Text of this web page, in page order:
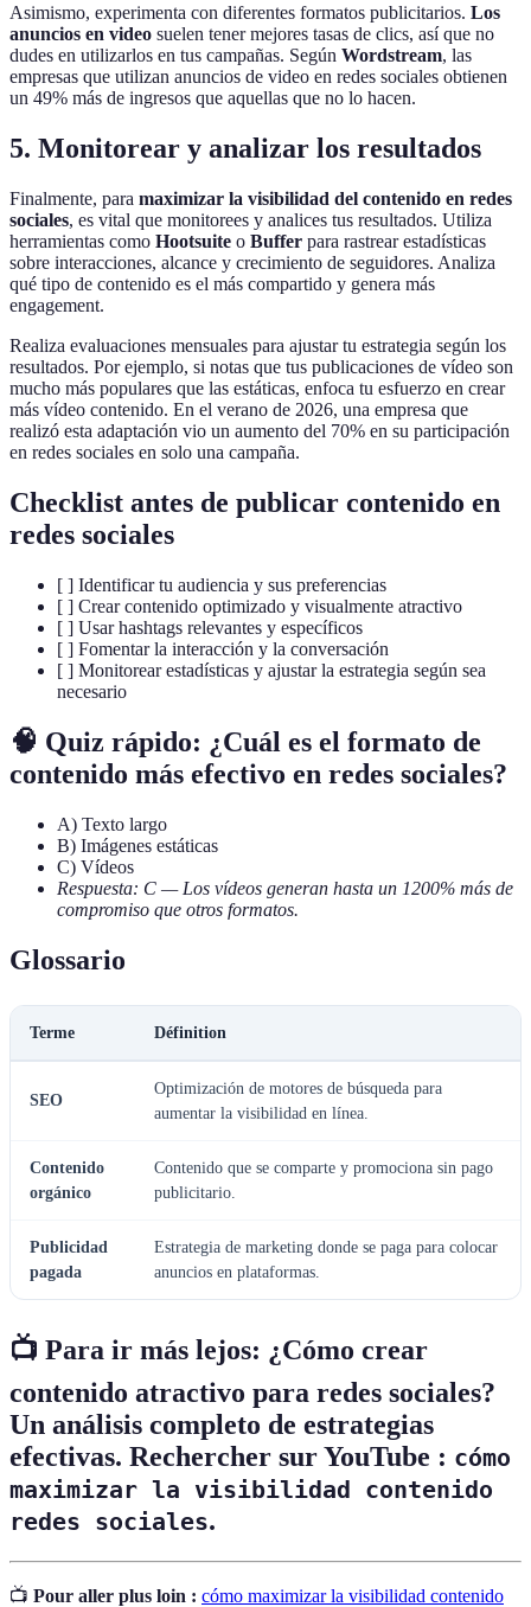
Asimismo, experimenta con diferentes formatos publicitarios. Los
anuncios en video suelen tener mejores tasas de clics, así que no
dudes en utilizarlos en tus campañas. Según Wordstream, las
empresas que utilizan anuncios de video en redes sociales obtienen
un 49% más de ingresos que aquellas que no lo hacen.
5. Monitorear y analizar los resultados
Finalmente, para maximizar la visibilidad del contenido en redes
sociales, es vital que monitorees y analices tus resultados. Utiliza
herramientas como Hootsuite o Buffer para rastrear estadísticas
sobre interacciones, alcance y crecimiento de seguidores. Analiza
qué tipo de contenido es el más compartido y genera más
engagement.
Realiza evaluaciones mensuales para ajustar tu estrategia según los
resultados. Por ejemplo, si notas que tus publicaciones de vídeo son
mucho más populares que las estáticas, enfoca tu esfuerzo en crear
más vídeo contenido. En el verano de 2026, una empresa que
realizó esta adaptación vio un aumento del 70% en su participación
en redes sociales en solo una campaña.
Checklist antes de publicar contenido en
redes sociales
[ ] Identificar tu audiencia y sus preferencias
[ ] Crear contenido optimizado y visualmente atractivo
[ ] Usar hashtags relevantes y específicos
[ ] Fomentar la interacción y la conversación
[ ] Monitorear estadísticas y ajustar la estrategia según sea
necesario
🧠 Quiz rápido: ¿Cuál es el formato de
contenido más efectivo en redes sociales?
A) Texto largo
B) Imágenes estáticas
C) Vídeos
Respuesta: C — Los vídeos generan hasta un 1200% más de
compromiso que otros formatos.
Glossario
Terme Définition
SEO
Optimización de motores de búsqueda para
aumentar la visibilidad en línea.
Contenido
orgánico
Contenido que se comparte y promociona sin pago
publicitario.
Publicidad
pagada
Estrategia de marketing donde se paga para colocar
anuncios en plataformas.
📺 Para ir más lejos: ¿Cómo crear
contenido atractivo para redes sociales?
Un análisis completo de estrategias
efectivas. Rechercher sur YouTube : cómo
maximizar la visibilidad contenido
redes sociales.
📺 Pour aller plus loin : cómo maximizar la visibilidad contenido